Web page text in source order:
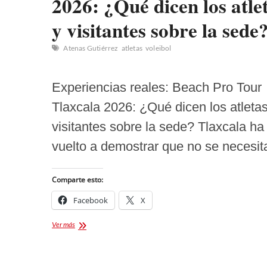
y visitantes sobre la sede?
Atenas Gutiérrez atletas voleibol
Experiencias reales: Beach Pro Tour
Tlaxcala 2026: ¿Qué dicen los
visitantes sobre la sede? Tlaxcala ha
vuelto a demostrar que no se
Comparte esto:
Facebook X
Ver másBeach